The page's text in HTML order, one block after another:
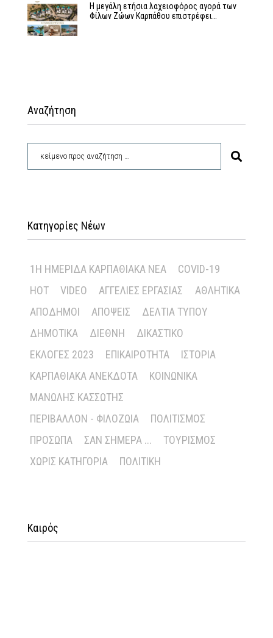
Η μεγάλη ετήσια λαχειοφόρος αγορά των
Φίλων Ζώων Καρπάθου επιστρέφει…
Αναζήτηση
Κατηγορίες Νέων
1Η ΗΜΕΡΊΔΑ ΚΑΡΠΑΘΙΑΚΆ ΝΈΑ
COVID-19
HOT
VIDEO ΑΓΓΕΛΊΕΣ ΕΡΓΑΣΊΑΣ
ΑΘΛΗΤΙΚΆ
ΑΠΌΔΗΜΟΙ
ΑΠΌΨΕΙΣ
ΔΕΛΤΊΑ ΤΎΠΟΥ
ΔΗΜΟΤΙΚΆ
ΔΙΕΘΝΉ
ΔΙΚΑΣΤΙΚΌ
ΕΚΛΟΓΈΣ 2023
ΕΠΙΚΑΙΡΌΤΗΤΑ
ΙΣΤΟΡΊΑ
ΚΑΡΠΑΘΙΑΚΆ ΑΝΈΚΔΟΤΑ
ΚΟΙΝΩΝΙΚΆ
ΜΑΝΏΛΗΣ ΚΑΣΣΏΤΗΣ
ΠΕΡΙΒΆΛΛΟΝ - ΦΙΛΟΖΩΊΑ
ΠΟΛΙΤΙΣΜΌΣ
ΠΡΌΣΩΠΑ
ΣΑΝ ΣΉΜΕΡΑ ...
ΤΟΥΡΙΣΜΌΣ
ΧΩΡΊΣ ΚΑΤΗΓΟΡΊΑ
ΠΟΛΙΤΙΚΉ
Καιρός